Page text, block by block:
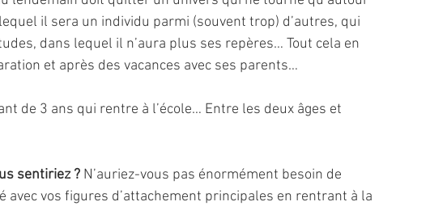
il sera un individu parmi (souvent trop) d’autres, qui
dans lequel il n’aura plus ses repères… Tout cela en
et après des vacances avec ses parents…
de 3 ans qui rentre à l’école… Entre les deux âges et
sentiriez ? N’auriez-vous pas énormément besoin de
avec vos figures d’attachement principales en rentrant à la